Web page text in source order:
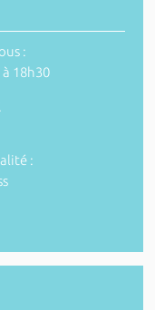
:
18h30
: